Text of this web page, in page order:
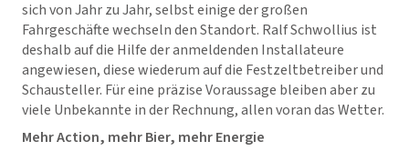
sich von Jahr zu Jahr, selbst einige der großen
Fahrgeschäfte wechseln den Standort. Ralf Schwollius ist
deshalb auf die Hilfe der anmeldenden Installateure
angewiesen, diese wiederum auf die Festzeltbetreiber und
Schausteller. Für eine präzise Voraussage bleiben aber zu
viele Unbekannte in der Rechnung, allen voran das Wetter.
Mehr Action, mehr Bier, mehr Energie